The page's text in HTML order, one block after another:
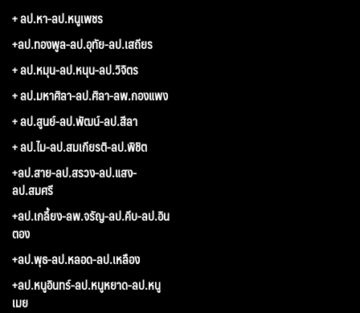
+ ลป.หา-ลป.หนูเพชร
+ลป.ทองพูล-ลป.อุทัย-ลป.เสถียร
+ ลป.หมุน-ลป.หนุน-ลป.วิจิตร
+ ลป.มหาศิลา-ลป.ศิลา-ลพ.กองแพง
+ ลป.สูนย์-ลป.พัฒน์-ลป.สีลา
+ ลป.ไม-ลป.สมเกียรติ-ลป.พิชิต
+ลป.สาย-ลป.สรวง-ลป.แสง-
ลป.สมศรี
+ลป.เกลี้ยง-ลพ.จรัญ-ลป.คีบ-ลป.อิน
ตอง
+ลป.พุธ-ลป.หลอด-ลป.เหลือง
+ลป.หนูอินทร์-ลป.หนูหยาด-ลป.หนู
เมย